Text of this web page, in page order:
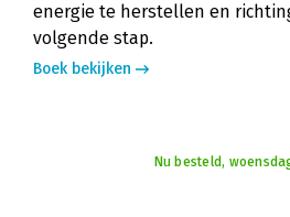
energie te herstellen en
volgende stap.
Boek bekijken
Nu besteld,